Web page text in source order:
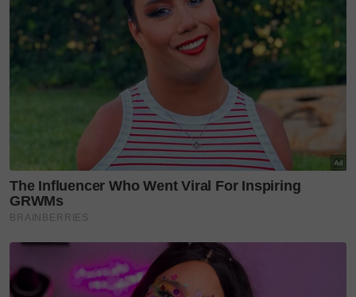
Amanah meneruskan legasi
Di sebalik usaha mengangkat semula warisan itu,
berdiri dua beradik yang meneruskan perjuangan
Allahyarham Profesor Madya Dr Mohd Rosli
Saludin atau lebih dikenali sebagai Raja Teromba.
Tokoh budaya yang meninggal dunia pada 4 April
2024 itu meninggalkan bukan sahaja himpunan
anaknya untuk memastikan teromba tidak lenyap
ditelan zaman.